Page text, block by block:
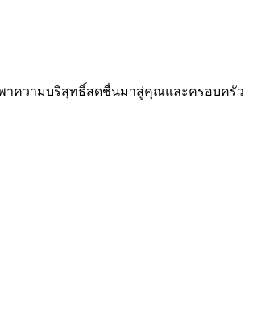
าความบริสุทธิ์สดชื่นมาสู่คุณและครอบครัว